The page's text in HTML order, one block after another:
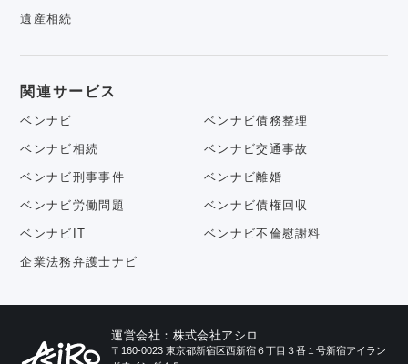
遺産相続
関連サービス
ベンナビ ベンナビ債務整理
ベンナビ相続 ベンナビ交通事故
ベンナビ刑事事件 ベンナビ離婚
ベンナビ労働問題 ベンナビ債権回収
ベンナビIT ベンナビ不倫慰謝料
企業法務弁護士ナビ
運営会社：株式会社アシロ
〒160-0023 東京都新宿区西新宿６丁目３番１号新宿アイラン